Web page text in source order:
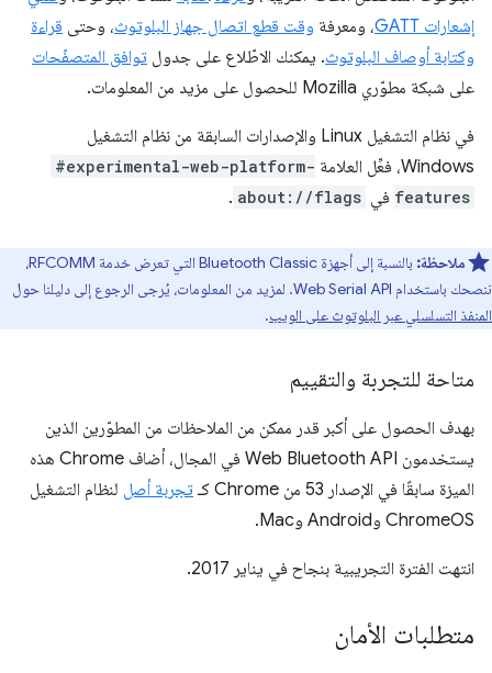
إشعارات GATT
، ومعرفة وقت قطع اتصال جهاز البلوتوث، وحتى قراءة
وكتابة أوصاف البلوتوث. يمكنك الاطّلاع على جدول توافق المتصفّحات
على شبكة مطوّري Mozilla للحصول على مزيد من المعلومات.
في نظام التشغيل Linux والإصدارات السابقة من نظام التشغيل
Windows، فعِّل العلامة
#experimental-web-platform-
features في about://flags
.
ملاحظة:
بالنسبة إلى أجهزة Bluetooth Classic التي تعرض خدمة RFCOMM،
ننصحك باستخدام Web Serial API. لمزيد من المعلومات، يُرجى الرجوع إلى دليلنا حول
المنفذ التسلسلي عبر البلوتوث على الويب.
متاحة للتجربة والتقييم
بهدف الحصول على أكبر قدر ممكن من الملاحظات من المطوّرين الذين
يستخدمون Web Bluetooth API في المجال، أضاف Chrome هذه
الميزة سابقًا في الإصدار 53 من Chrome كـ
تجربة أصل لنظام التشغيل
ChromeOS وAndroid وMac.
انتهت الفترة التجريبية بنجاح في يناير 2017.
متطلبات الأمان